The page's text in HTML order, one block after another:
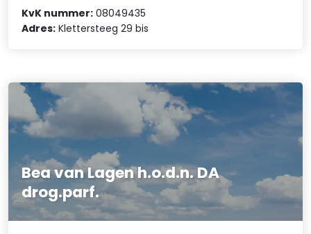
KvK nummer: 08049435
Adres: Klettersteeg 29 bis
Bea van Lagen h.o.d.n. DA
drog.parf.